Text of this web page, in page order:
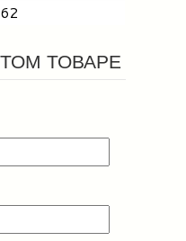
ТОВАРЕ